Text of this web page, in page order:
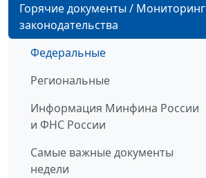
Горячие документы / Мониторинг
законодательства
Федеральные
Региональные
Информация Минфина России
и ФНС России
Самые важные документы
недели